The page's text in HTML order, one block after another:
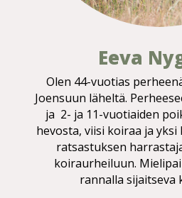
Eeva
Olen 44-vuotias
Joensuun läheltä.
ja 2- ja 11-vuotiaiden
hevosta, viisi koiraa ja yksi
ratsastuksen
koiraurheiluun.
rannalla sijaitseva